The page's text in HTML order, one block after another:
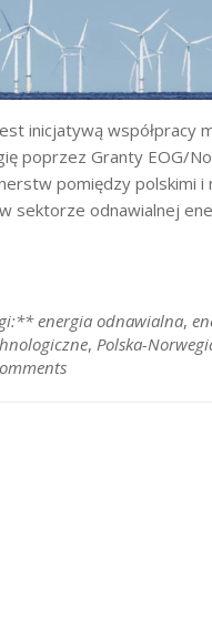
inicjatywą
poprzez Granty EOG/
pomiędzy polskimi
sektorze odnawialnej
energia odnawialna,
, Polska-